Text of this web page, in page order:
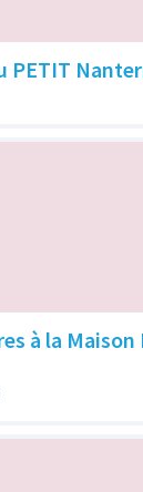
PETIT
à la Maison